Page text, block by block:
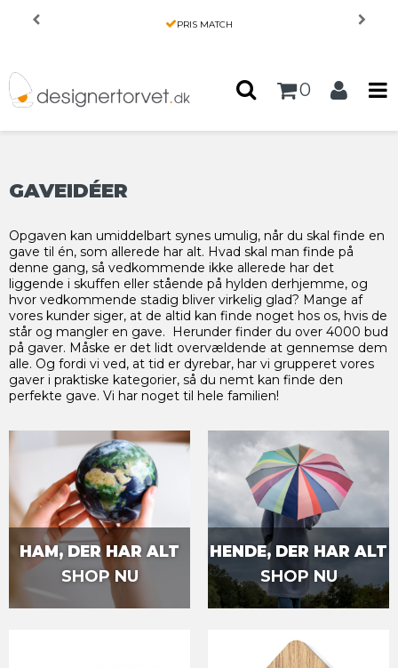
PRIS MATCH
0
Forside GAVEIDÉER
GAVEIDÉER
Opgaven kan umiddelbart synes umulig, når du skal finde en
gave til én, som allerede har alt. Hvad skal man finde på
denne gang, så vedkommende ikke allerede har det
liggende i skuffen eller stående på hylden derhjemme, og
hvor vedkommende stadig bliver virkelig glad? Mange af
vores kunder siger, at de altid kan finde noget hos os, hvis de
står og mangler en gave. Herunder finder du over 4000 bud
på gaver. Måske er det lidt overvældende at gennemse dem
alle. Og fordi vi ved, at tid er dyrebar, har vi grupperet vores
gaver i praktiske kategorier, så du nemt kan finde den
perfekte gave. Vi har noget til hele familien!
HAM, DER HAR ALT
SHOP NU
HENDE, DER HAR ALT
SHOP NU